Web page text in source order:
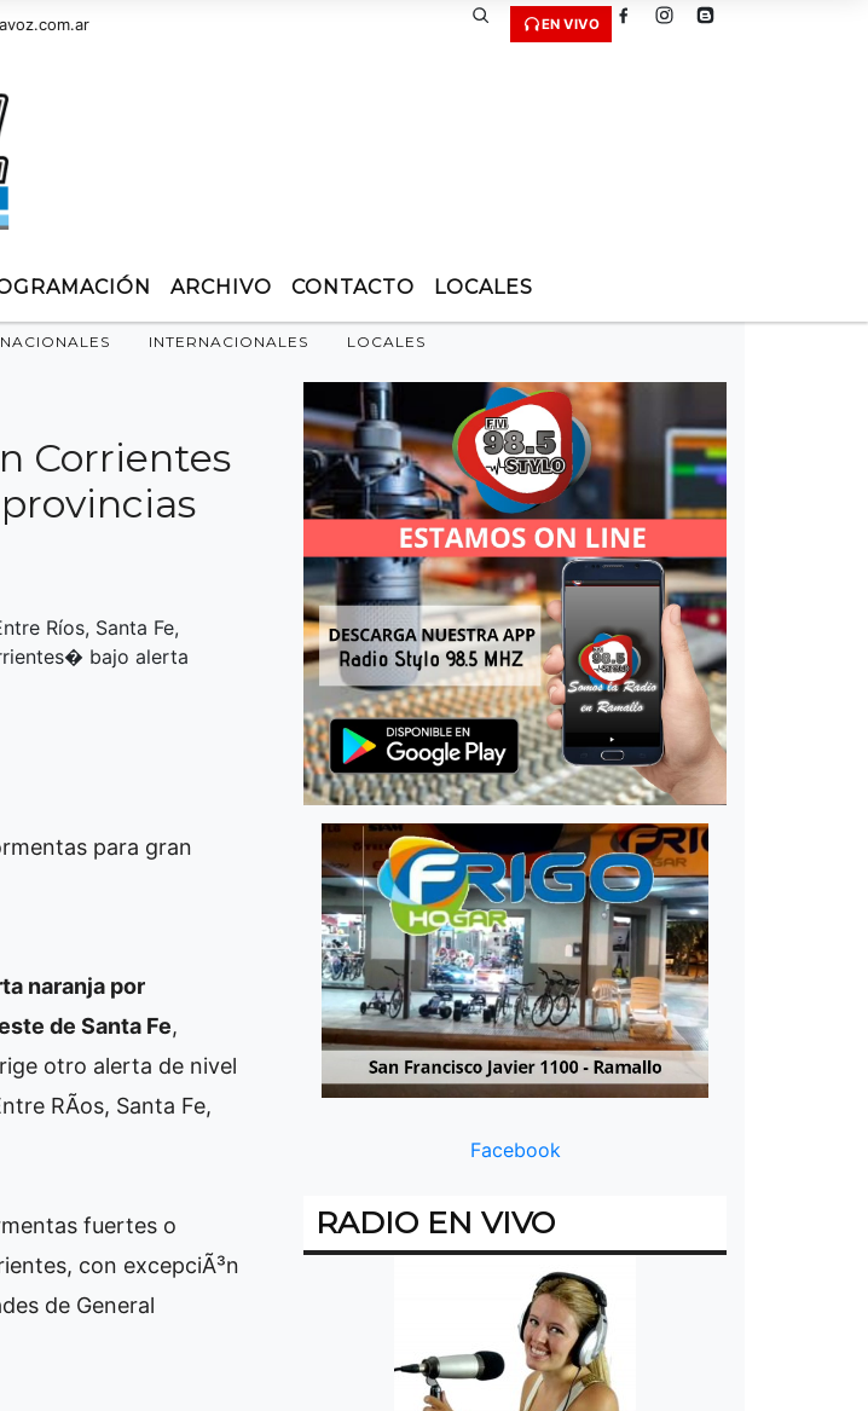
EN VIVO
ARCHIVO CONTACTO LOCALES
NACIONALES INTERNACIONALES LOCALES
Corrientes
Ríos, Santa Fe,
bajo alerta
para gran
naranja por
de Santa Fe,
otro alerta de nivel
RÃ­os, Santa Fe,
fuertes o
con excepciÃ³n
de General
Facebook
RADIO EN VIVO